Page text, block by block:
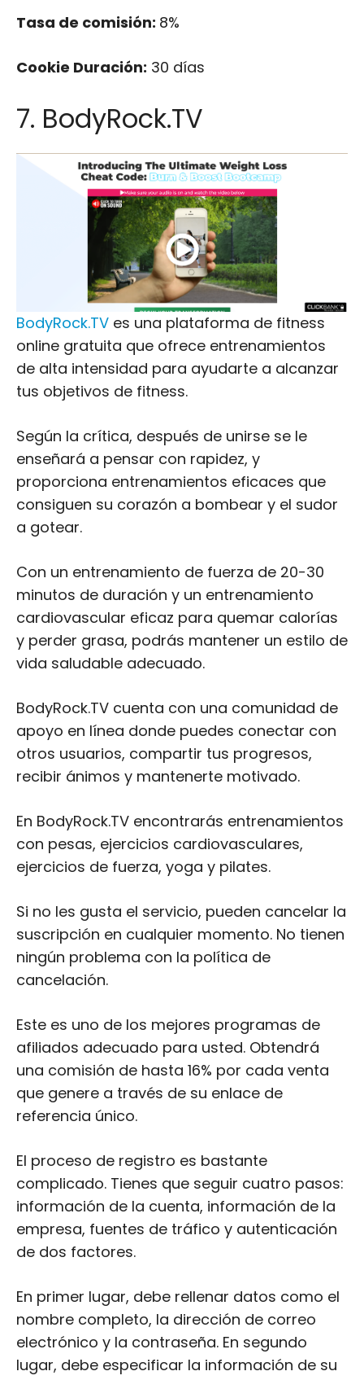
7. BodyRock.TV
BodyRock.TV es una plataforma de fitness
online gratuita que ofrece entrenamientos
de alta intensidad para ayudarte a alcanzar
tus objetivos de fitness.
Según la crítica, después de unirse se le
enseñará a pensar con rapidez, y
proporciona entrenamientos eficaces que
consiguen su corazón a bombear y el sudor
a gotear.
Con un entrenamiento de fuerza de 20-30
minutos de duración y un entrenamiento
cardiovascular eficaz para quemar calorías
y perder grasa, podrás mantener un estilo de
vida saludable adecuado.
BodyRock.TV cuenta con una comunidad de
apoyo en línea donde puedes conectar con
otros usuarios, compartir tus progresos,
En BodyRock.TV encontrarás entrenamientos
con pesas, ejercicios cardiovasculares,
ejercicios de fuerza, yoga y pilates.
Si no les gusta el servicio, pueden cancelar la
suscripción en cualquier momento. No tienen
ningún problema con la política de
cancelación.
Este es uno de los mejores programas de
afiliados adecuado para usted. Obtendrá
una comisión de hasta 16% por cada venta
referencia único.
El proceso de registro es bastante
complicado. Tienes que seguir cuatro pasos:
información de la cuenta, información de la
de dos factores.
En primer lugar, debe rellenar datos como el
nombre completo, la dirección de correo
electrónico y la contraseña. En segundo
empresa. En tercer lugar, debe especificar
sus fuentes de tráfico, como sitios web,
redes sociales o cualquier otra, y, por último,
configurar la autenticación de dos factores.